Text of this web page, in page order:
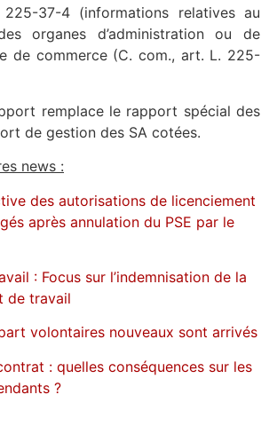
37-4 (informations relatives au
organes d’administration ou de
de commerce (C. com., art. L. 225-
remplace le rapport spécial des
de gestion des SA cotées.
news :
des autorisations de licenciement
après annulation du PSE par le
: Focus sur l’indemnisation de la
de travail
volontaires nouveaux sont arrivés
: quelles conséquences sur les
?